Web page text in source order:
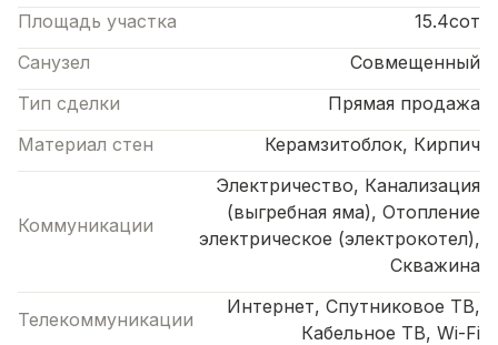
Площадь участка
15.4сот
Санузел
Совмещенный
Тип сделки
Прямая продажа
Материал стен
Керамзитоблок, Кирпич
Коммуникации
Электричество, Канализация
(выгребная яма), Отопление
электрическое (электрокотел),
Скважина
Телекоммуникации
Интернет, Спутниковое ТВ,
Кабельное ТВ, Wi-Fi